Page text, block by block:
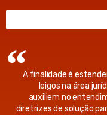
A finalidade é
leigos na área
auxiliem no
diretrizes de solução